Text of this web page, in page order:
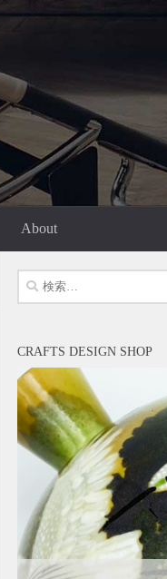
About
検
索:
CRAFTS DESIGN SHOP